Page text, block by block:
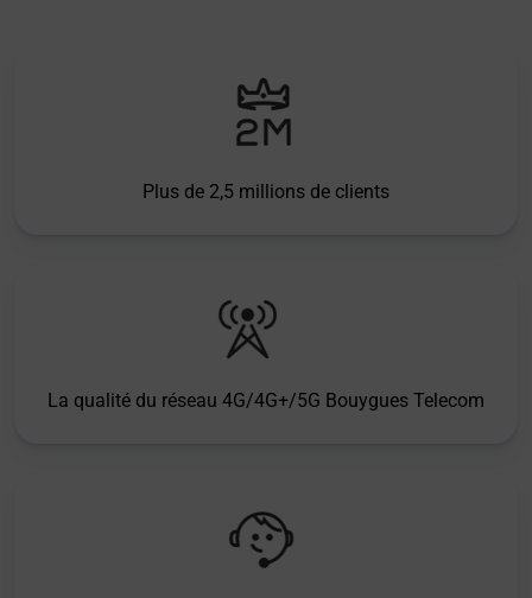
Plus de 2,5 millions de clients
La qualité du réseau 4G/4G+/5G Bouygues Telecom